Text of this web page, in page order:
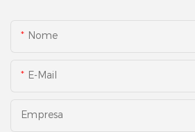
Nome
E-Mail
Empresa